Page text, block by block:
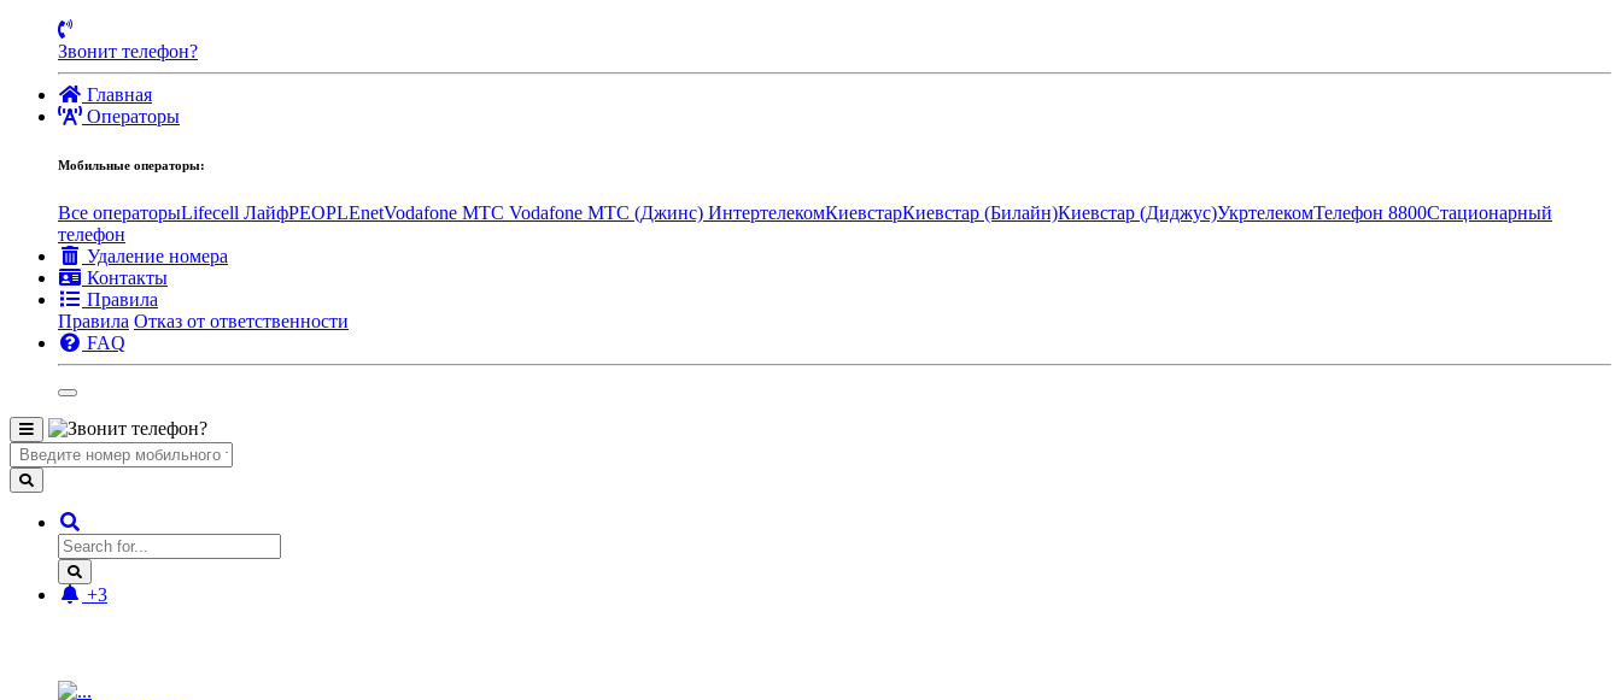
Звонит телефон?
Главная
Операторы
Мобильные операторы:
Все операторыLifecell ЛайфPEOPLEnetVodafone MTC Vodafone МТС (Джинс) ИнтертелекомКиевстарКиевстар (Билайн)Киевстар (Диджус)УкртелекомТелефон 8800Стационарный
телефон
Удаление номера
Контакты
Правила
Правила Отказ от ответственности
FAQ
+3